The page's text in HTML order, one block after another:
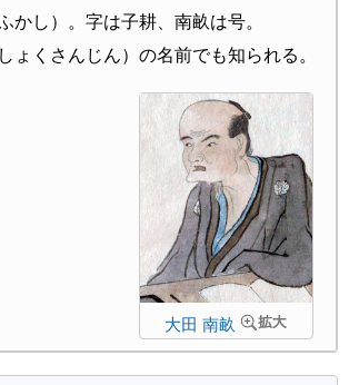
かし）。字は子耕、南畝は号。
ょくさんじん）の名前でも知られる。
大田 南畝